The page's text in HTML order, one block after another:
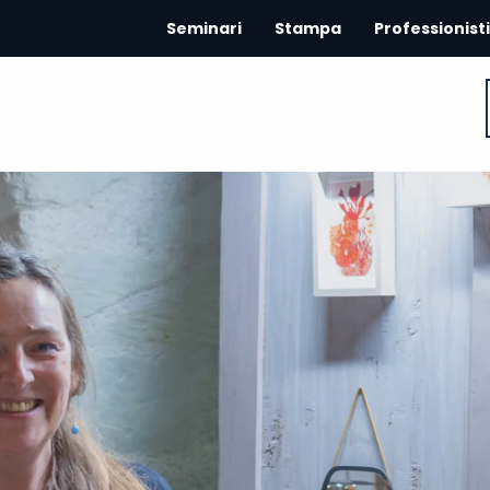
Seminari Stampa